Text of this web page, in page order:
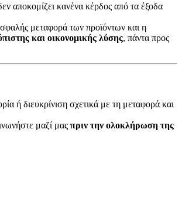
αποκομίζει κανένα κέρδος από τα έξοδα
μεταφορά των προϊόντων και η
και οικονομικής λύσης, πάντα προς
ή διευκρίνιση σχετικά με τη μεταφορά και
μαζί μας πριν την ολοκλήρωση της